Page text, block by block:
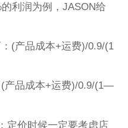
利润为例，JASON给
(产品成本+运费)/0.9/(1
产品成本+运费)/0.9/(1—
定价时候一定要考虑店